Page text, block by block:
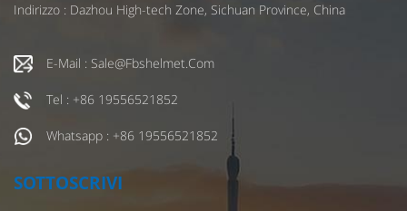
Indirizzo : Dazhou High-tech Zone, Sichuan Province, China
E-Mail : Sale@fbshelmet.com
Tel : +86 19556521852
Whatsapp : +86 19556521852
SOTTOSCRIVI